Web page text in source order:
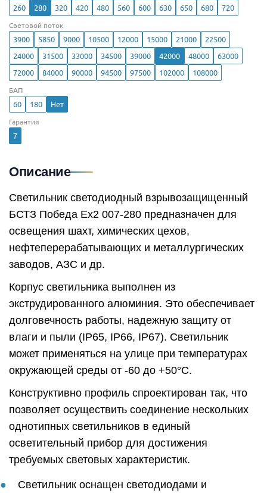
260
280 320 420 480 560 600 630 650 680 720
Световой поток
3900 5850 9000 10500 12000 15000 21000
22500
24000
31500 33000 34500 39000 42000 48000
63000
72000
84000 90000 94500 97500 102000 108000
БАП
60 180 Нет
Гарантия
7
Описание
Светильник светодиодный взрывозащищенный
БСТЗ Победа Ex2 007-280 предназначен для
освещения шахт, химических цехов,
нефтеперерабатывающих и металлургических
заводов, АЗС и др.
Корпус светильника выполнен из
экструдированного алюминия. Это обеспечивает
долговечность работы, надежную защиту от
влаги и пыли (IP65, IP66, IP67). Светильник
может применяться на улице при температурах
окружающей среды от -60 до +50°C.
Конструктивно профиль спроектирован так, что
позволяет осуществить соединение нескольких
однотипных светильников в единый
осветительный прибор для достижения
требуемых световых характеристик.
Светильник оснащен светодиодами и